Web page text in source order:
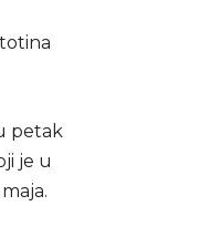
petak
je u